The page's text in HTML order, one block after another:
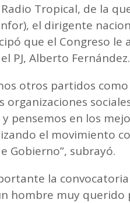
Tropical, de la
el dirigente
que el Congreso le
PJ, Alberto Fernández.
otros partidos
organizaciones
pensemos en los
el movimiento
Gobierno”, subrayó.
la
hombre muy querido